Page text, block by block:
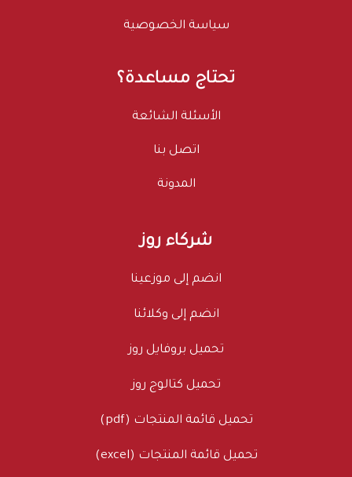
سياسة الخصوصية
تحتاج مساعدة؟
الأسئلة الشائعة
اتصل بنا
المدونة
شركاء روز
انضم إلى موزعينا
انضم إلى وكلائنا
تحميل بروفايل روز
تحميل كتالوج روز
تحميل قائمة المنتجات (pdf)
تحميل قائمة المنتجات (excel)